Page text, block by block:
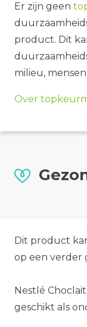
Er zijn geen
product. Dit
milieu,
Over
Dit product
op een verder
Nestlé
geschikt als